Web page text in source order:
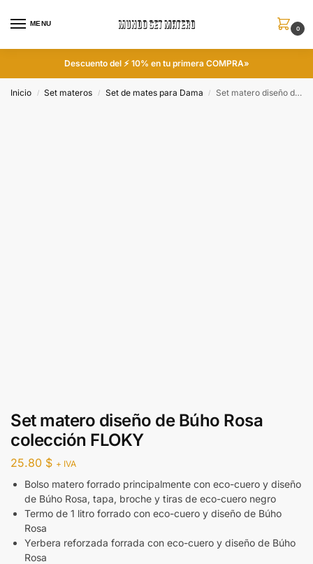
MENU
0
Descuento del ⚡ 10% en tu primera COMPRA»
Inicio / Set materos / Set de mates para Dama / Set matero diseño de Búho Rosa colección FLOKY
Set matero diseño de Búho Rosa
colección FLOKY
25.80 $ + IVA
Bolso matero forrado principalmente con eco-cuero y diseño
de Búho Rosa, tapa, broche y tiras de eco-cuero negro
Termo de 1 litro forrado con eco-cuero y diseño de Búho
Rosa
Yerbera reforzada forrada con eco-cuero y diseño de Búho
Rosa